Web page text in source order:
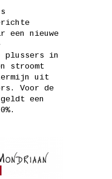
een nieuwe
plussers in
stroomt
uit
Voor de
een